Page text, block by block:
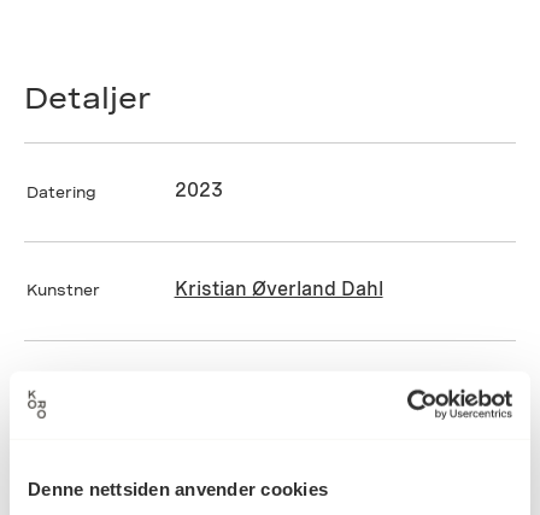
Denne nettsiden anvender cookies
Detaljer
Datering 2023
Kunstner Kristian Øverland Dahl
Kategori
Teknikk og
Støpt gips